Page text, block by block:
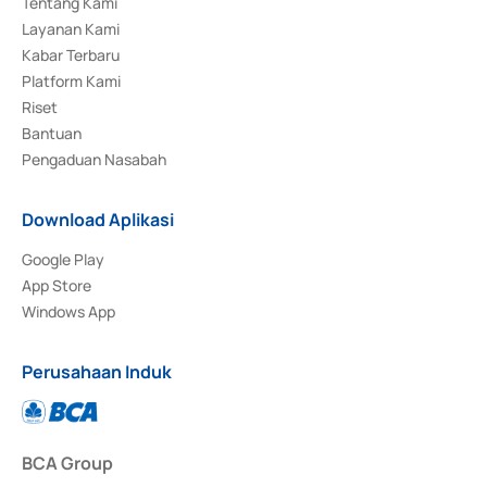
Layanan Kami
Kabar Terbaru
Platform Kami
Riset
Bantuan
Pengaduan Nasabah
Download Aplikasi
Google Play
App Store
Windows App
Perusahaan Induk
BCA Group